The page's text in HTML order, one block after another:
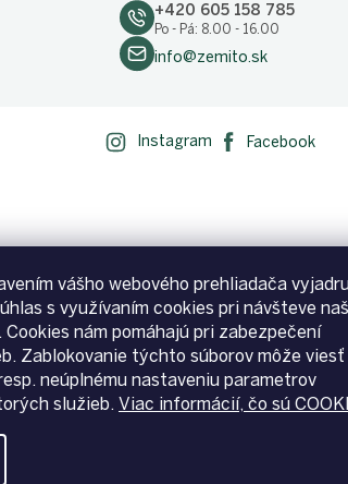
vášho webového prehliadača
s využívaním cookies pri návšteve
nám pomáhajú pri zabezpečení
Zablokovanie týchto súborov môže viesť
neúplnému nastaveniu parametrov
služieb. Viac informácií, čo sú
+420 605 158 785
Po - Pá: 8.00 - 16.00
info@zemito.sk
Instagram Facebook
nastavenie cookies